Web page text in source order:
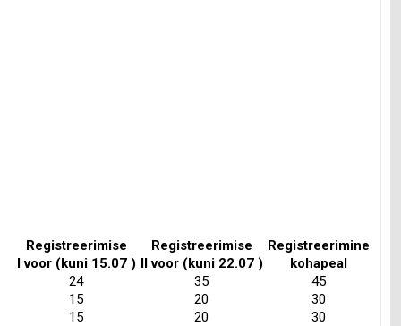
Registreerimise
I voor (kuni 15.07 )
Registreerimise
II voor (kuni 22.07 )
Registreerimine
kohapeal
24 35
45
15 20
30
15 20
30